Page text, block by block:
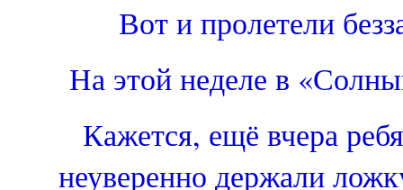
Вот и пролетели
На этой неделе в
Кажется, ещё вчера
неуверенно держали